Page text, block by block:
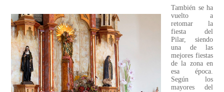
También se ha
vuelto a
retomar la
fiesta del
Pilar, siendo
una de las
mejores fiestas
de la zona en
esa época.
Según los
mayores del